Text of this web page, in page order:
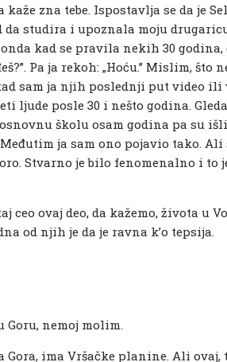
zna tebe. Ispostavlja se da je
da studira i upoznala moju
kad se pravila nekih 30 godina,
Pa ja rekoh: „Hoću.” Mislim, što
sam ja njih poslednji put video ili
ljude posle 30 i nešto godina.
školu osam godina pa su
ja sam ono pojavio tako.
Stvarno je bilo fenomenalno i to
ceo ovaj deo, da kažemo, života u
od njih je da je ravna k’o tepsija.
Goru, nemoj molim.
Gora, ima Vršačke planine. Ali